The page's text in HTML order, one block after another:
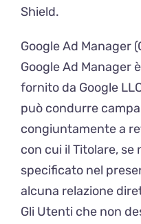
Shield.
Google Ad Manager
Google Ad Manager
fornito da Google
può condurre
congiuntamente a
con cui il Titolare, se
specificato nel
alcuna relazione
Gli Utenti che non